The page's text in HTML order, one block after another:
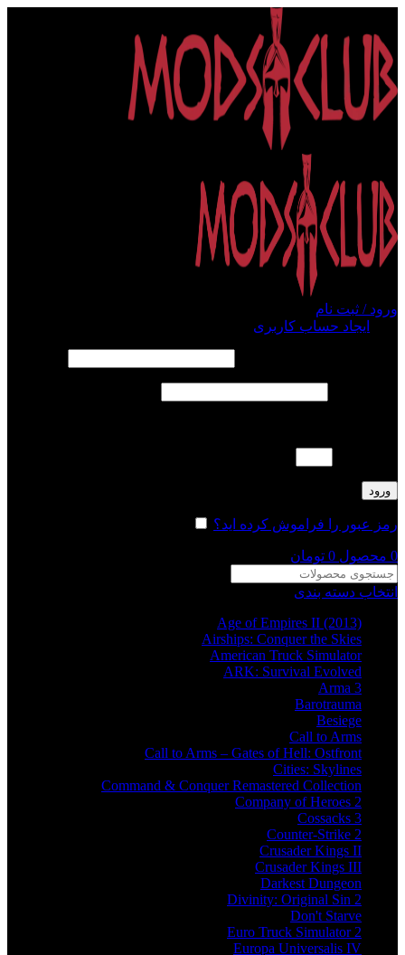
ورود / ثبت نام
ایجاد حساب کاربری
ورود
رمز عبور را فراموش کرده اید؟
0 محصول 0 تومان
انتخاب دسته بندی
Age of Empires II (2013)
Airships: Conquer the Skies
American Truck Simulator
ARK: Survival Evolved
Arma 3
Barotrauma
Besiege
Call to Arms
Call to Arms – Gates of Hell: Ostfront
Cities: Skylines
Command & Conquer Remastered Collection
Company of Heroes 2
Cossacks 3
Counter-Strike 2
Crusader Kings II
Crusader Kings III
Darkest Dungeon
Divinity: Original Sin 2
Don't Starve
Euro Truck Simulator 2
Europa Universalis IV